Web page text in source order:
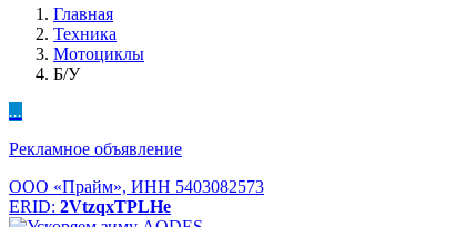
Главная
Техника
Мотоциклы
Б/У
...
Рекламное объявление
ООО «Прайм», ИНН 5403082573
ERID: 2VtzqxTPLHe